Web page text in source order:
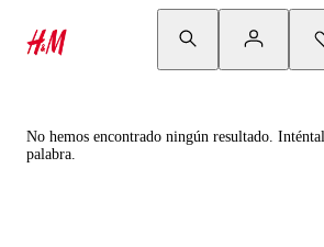
No hemos encontrado ningún resultado.
palabra.